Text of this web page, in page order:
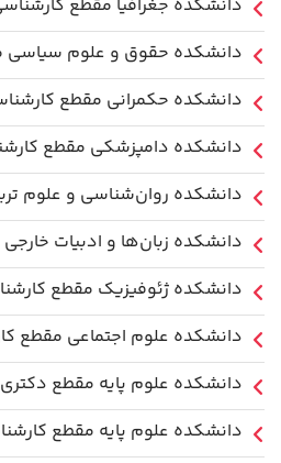
دانشکده جغرافیا مقطع
دانشکده حقوق و علوم سیاسی
دانشکده حکمرانی مقطع
دانشکده دامپزشکی مقطع
دانشکده روان‌شناسی و علوم
دانشکده زبان‌ها و ادبیات
دانشکده ژئوفیزیک مقطع
دانشکده علوم اجتماعی مقطع
دانشکده علوم پایه مقطع دکتری
دانشکده علوم پایه مقطع